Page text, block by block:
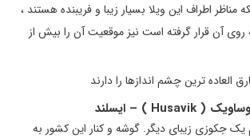
مناظر اطراف این ویلا بسیار زیبا و فریبنده هستند ،
روی آن قرار گرفته است نیز موقعیت آن را بیش از
(
Husavik ) – ایسلند
یک جکوزی زیبای دیگر. گوشه و کنار این کشور به